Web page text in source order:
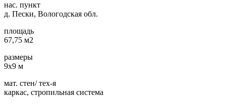
нас. пункт
д. Пески, Вологодская обл.
площадь
67,75 м2
размеры
9х9 м
мат. стен/ тех-я
каркас, стропильная система